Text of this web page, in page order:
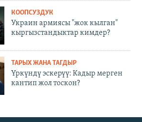
КООПСУЗДУК
Украин армиясы "жок кылган"
кыргызстандыктар кимдер?
ТАРЫХ ЖАНА ТАГДЫР
Үркүндү эскерүү: Кадыр мерген
кантип жол тоскон?